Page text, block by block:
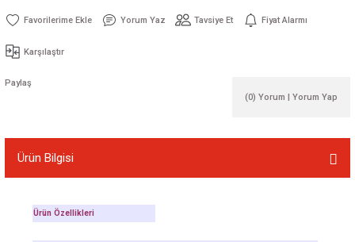
Yorum Yaz Tavsiye Et Fiyat Alarmı
Karşılaştır
Paylaş
(0) Yorum | Yorum Yap
Ürün Bilgisi
Ürün Özellikleri